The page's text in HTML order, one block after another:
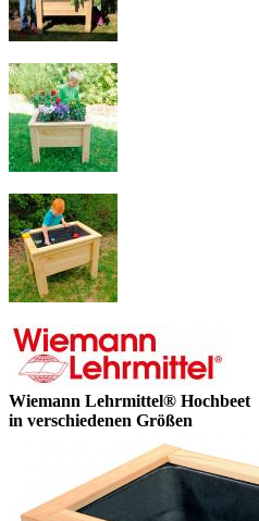
Wiemann Lehrmittel® Hochbeet
in verschiedenen Größen